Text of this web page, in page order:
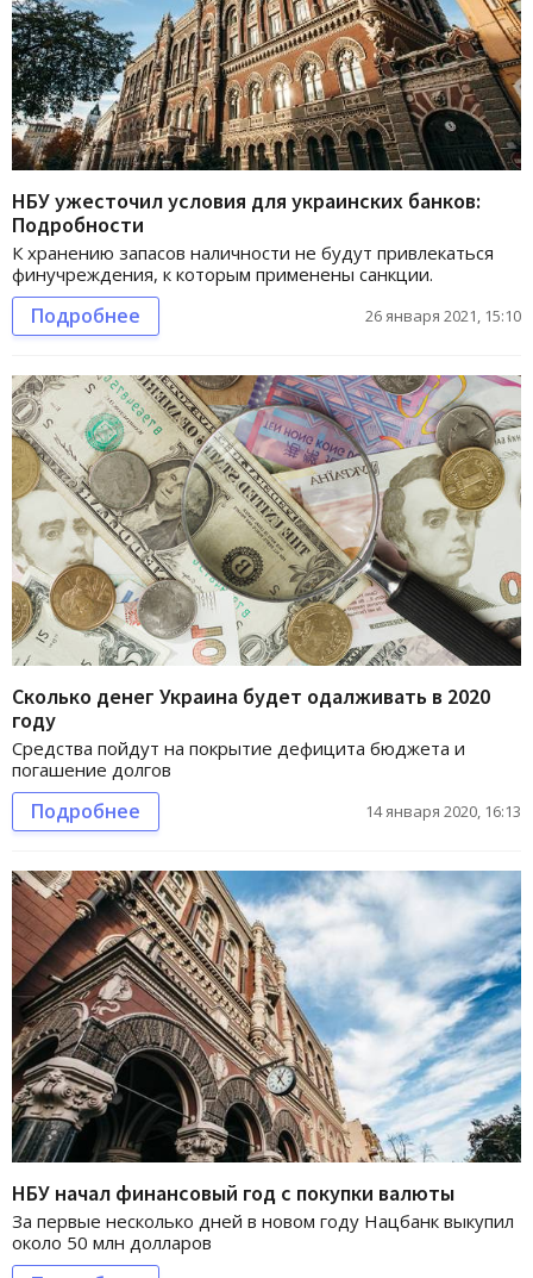
НБУ ужесточил условия для украинских банков:
Подробности
К хранению запасов наличности не будут привлекаться
финучреждения, к которым применены санкции.
Подробнее 26 января 2021, 15:10
Сколько денег Украина будет одалживать в 2020
году
Средства пойдут на покрытие дефицита бюджета и
погашение долгов
Подробнее 14 января 2020, 16:13
НБУ начал финансовый год с покупки валюты
За первые несколько дней в новом году Нацбанк выкупил
около 50 млн долларов